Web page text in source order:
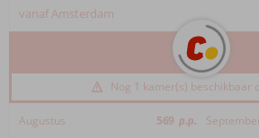
vanaf Amsterdam
Nog 1 kamer(s) beschikbaar
Augustus 569 p.p.